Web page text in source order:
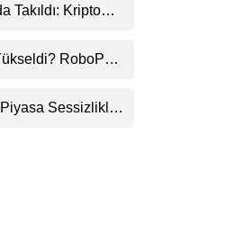
Takıldı: Kripto
RoboPay
Sessizlikle